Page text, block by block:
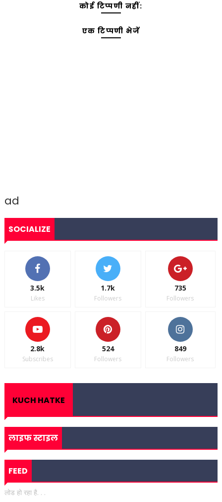
कोई टिप्पणी नहीं:
एक टिप्पणी भेजें
ad
SOCIALIZE
3.5k
Likes
1.7k
Followers
735
Followers
2.8k
Subscribes
524
Followers
849
Followers
KUCH HATKE
लाइफ स्टाइल
FEED
लोड हो रहा है. . .